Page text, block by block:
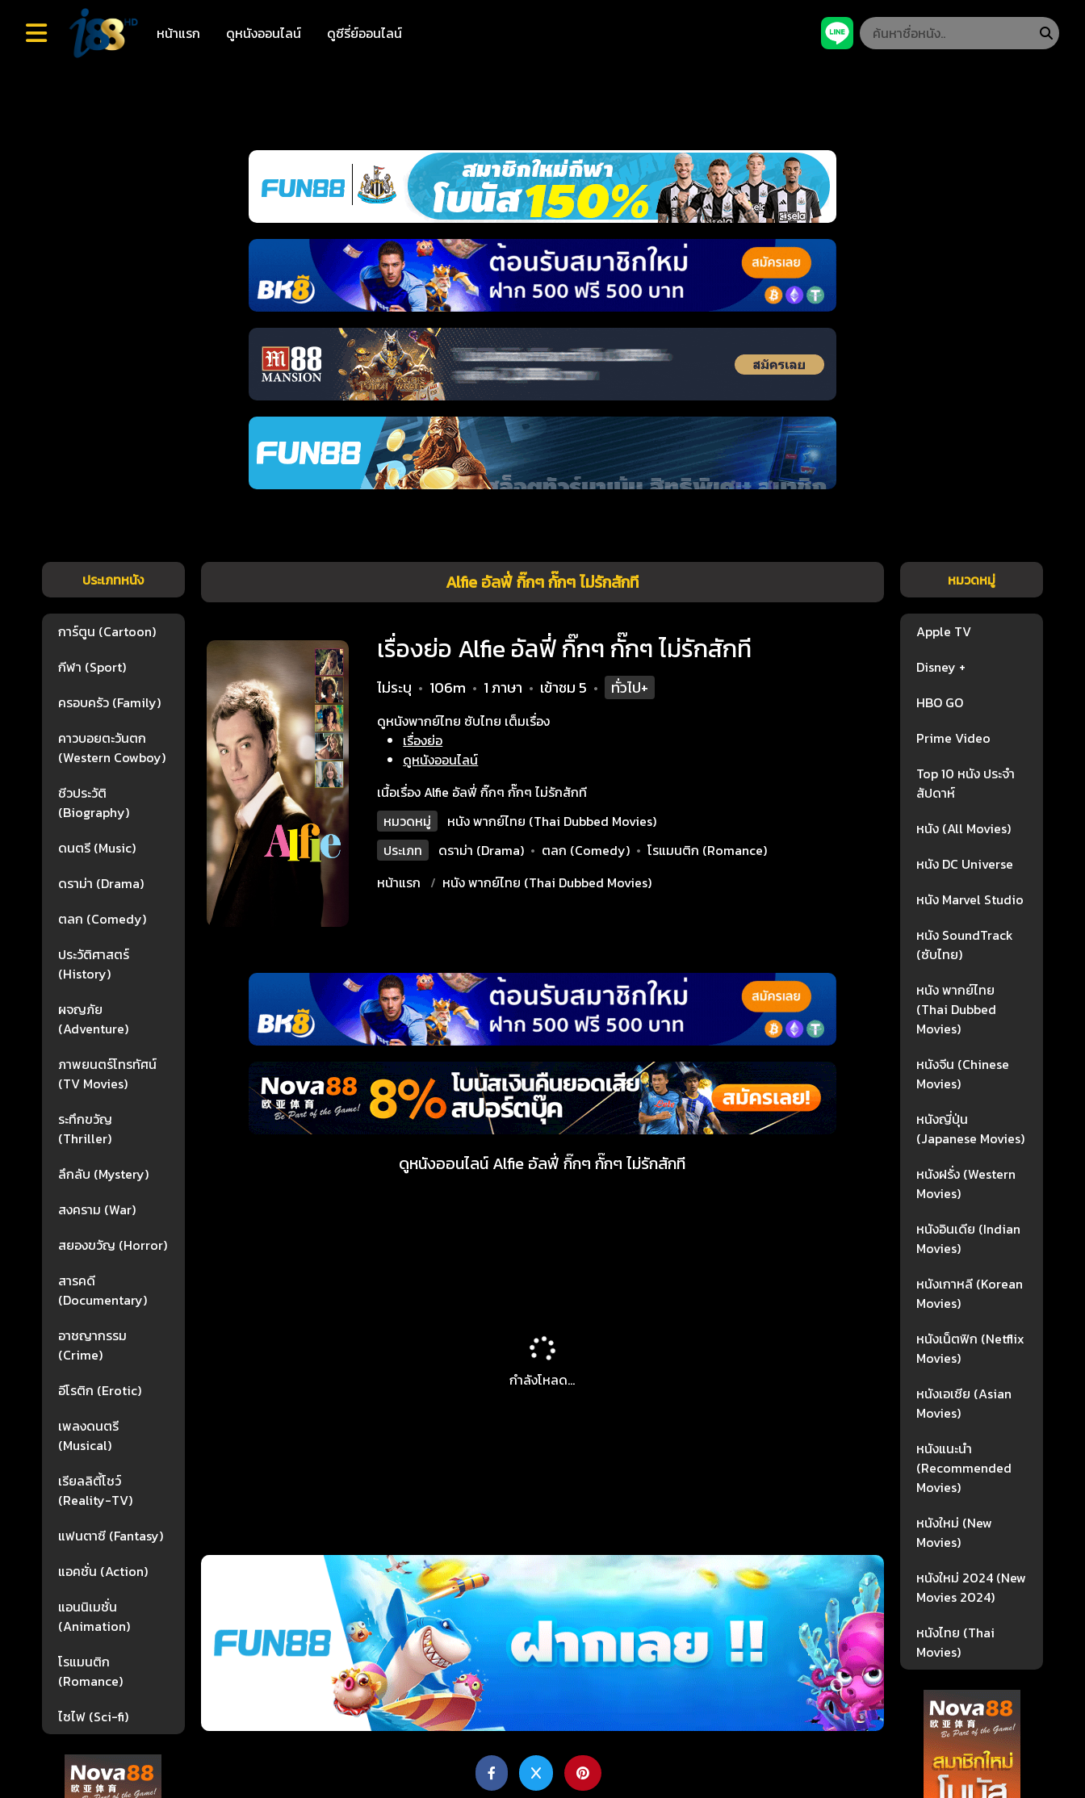
หน้าแรก ดูหนังออนไลน์ ดูซีรี่ย์ออนไลน์
ประเภทหนัง
การ์ตูน (Cartoon)
กีฬา (Sport)
ครอบครัว (Family)
คาวบอยตะวันตก
(Western Cowboy)
ชีวประวัติ
(Biography)
ดนตรี (Music)
ดราม่า (Drama)
ตลก (Comedy)
ประวัติศาสตร์
(History)
ผจญภัย
(Adventure)
ภาพยนตร์โทรทัศน์
(TV Movies)
ระทึกขวัญ
(Thriller)
ลึกลับ (Mystery)
สงคราม (War)
สยองขวัญ (Horror)
สารคดี
(Documentary)
อาชญากรรม
(Crime)
อีโรติก (Erotic)
เพลงดนตรี
(Musical)
เรียลลิตี้โชว์
(Reality-TV)
แฟนตาซี (Fantasy)
แอคชั่น (Action)
แอนนิเมชั่น
(Animation)
โรแมนติก
(Romance)
ไซไฟ (Sci-fi)
Alfie อัลฟี่ กิ๊กๆ กั๊กๆ ไม่รักสักที
เรื่องย่อ Alfie อัลฟี่ กิ๊กๆ กั๊กๆ ไม่รักสักที
ไม่ระบุ • 106m • 1 ภาษา • เข้าชม 5 • ทั่วไป+
ดูหนังพากย์ไทย ซับไทย เต็มเรื่อง
เรื่องย่อ
ดูหนังออนไลน์
เนื้อเรื่อง Alfie อัลฟี่ กิ๊กๆ กั๊กๆ ไม่รักสักที
หมวดหมู่
หนัง พากย์ไทย (Thai Dubbed Movies)
ประเภท
ดราม่า (Drama) • ตลก (Comedy) • โรแมนติก (Romance)
หน้าแรก
หนัง พากย์ไทย (Thai Dubbed Movies)
ดูหนังออนไลน์ Alfie อัลฟี่ กิ๊กๆ กั๊กๆ ไม่รักสักที
กำลังโหลด...
หมวดหมู่
Apple TV
Disney +
HBO GO
Prime Video
Top 10 หนัง ประจำ
สัปดาห์
หนัง (All Movies)
หนัง DC Universe
หนัง Marvel Studio
หนัง SoundTrack
(ซับไทย)
หนัง พากย์ไทย
(Thai Dubbed
Movies)
หนังจีน (Chinese
Movies)
หนังญี่ปุ่น
(Japanese Movies)
หนังฝรั่ง (Western
Movies)
หนังอินเดีย (Indian
Movies)
หนังเกาหลี (Korean
Movies)
หนังเน็ตฟิก (Netflix
Movies)
หนังเอเชีย (Asian
Movies)
หนังแนะนำ
(Recommended
Movies)
หนังใหม่ (New
Movies)
หนังใหม่ 2024 (New
Movies 2024)
หนังไทย (Thai
Movies)